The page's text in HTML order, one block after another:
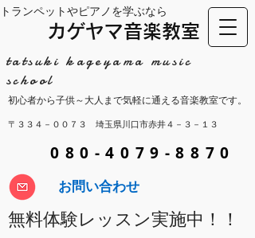
​カゲヤマ音楽教室
​初心者から子供～大人まで気軽に通える音楽教室です。
​トランペットやピアノを学ぶなら
tatsuki kageyama music
school
​無料体験レッスン実施中！！
〒３３４－００７３​ 埼玉県川口市赤井４－３－１３
​お問い合わせ
​080-4079-8870